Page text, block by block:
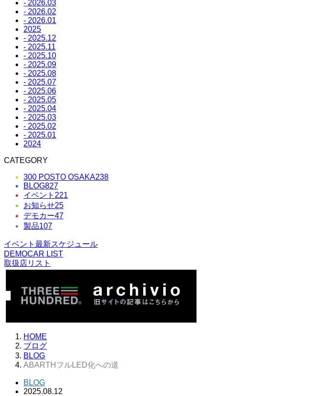
- 2026.03
- 2026.02
- 2026.01
2025
- 2025.12
- 2025.11
- 2025.10
- 2025.09
- 2025.08
- 2025.07
- 2025.06
- 2025.05
- 2025.04
- 2025.03
- 2025.02
- 2025.01
2024
CATEGORY
300 POSTO OSAKA238
BLOG827
イベント 221
お知らせ25
デモカー47
製品107
イベント最新スケジュール
DEMOCAR LIST
取扱店リスト
HOME
ブログ
BLOG
ABARTHフルLED化への道
BLOG
2025.08.12